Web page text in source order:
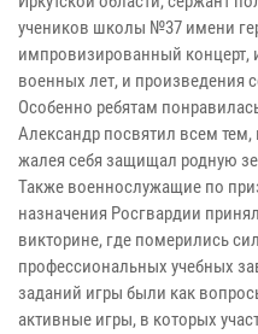
учеников школы №37 имени
импровизированный концерт,
военных лет, и произведения
Особенно ребятам
Александр посвятил всем тем,
жалея себя защищал родную
Также военнослужащие по
назначения Росгвардии
викторине, где померились
профессиональных учебных
заданий игры были как
активные игры, в которых